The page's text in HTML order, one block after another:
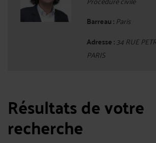
Barreau : Paris
Adresse :34 RUE
PARIS
Résultats de votre
recherche